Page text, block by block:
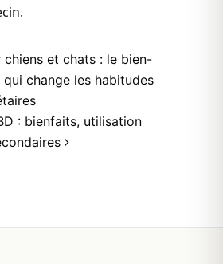
chiens et chats : le bien-
change les habitudes
: bienfaits, utilisation